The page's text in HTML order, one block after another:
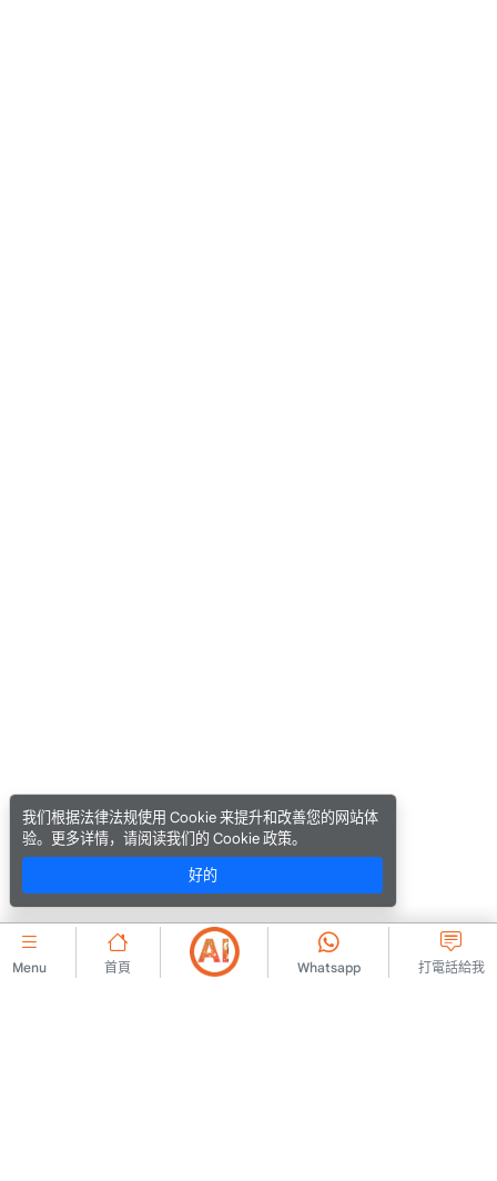
Menu 首頁 Whatsapp 打電話給我
我们根据法律法规使用 Cookie 来提升和改善您的网站体
验。更多详情，请阅读我们的 Cookie 政策。
好的